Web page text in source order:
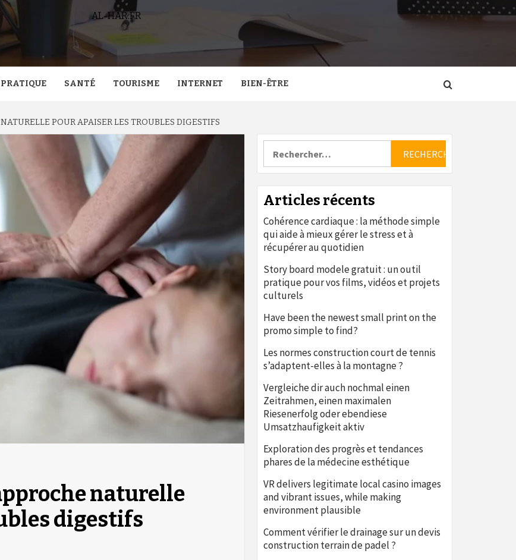
AL-HAR.FR
PRATIQUE SANTÉ TOURISME INTERNET BIEN-ÊTRE
POUR APAISER LES TROUBLES DIGESTIFS
naturelle
digestifs
Articles récents
Cohérence cardiaque : la méthode simple
qui aide à mieux gérer le stress et à
récupérer au quotidien
Story board modele gratuit : un outil
pratique pour vos films, vidéos et projets
culturels
Have been the newest small print on the
promo simple to find?
Les normes construction court de tennis
s’adaptent-elles à la montagne ?
Vergleiche dir auch nochmal einen
Zeitrahmen, einen maximalen
Riesenerfolg oder ebendiese
Umsatzhaufigkeit aktiv
Exploration des progrès et tendances
phares de la médecine esthétique
VR delivers legitimate local casino images
and vibrant issues, while making
environment plausible
Comment vérifier le drainage sur un devis
construction terrain de padel ?